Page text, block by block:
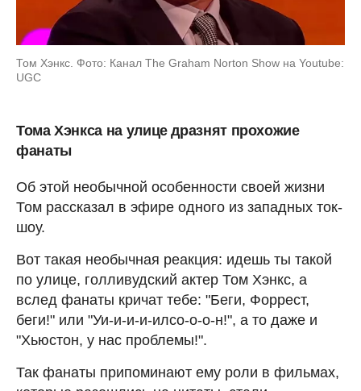
Том Хэнкс. Фото: Канал The Graham Norton Show на Youtube:
UGC
Тома Хэнкса на улице дразнят прохожие
фанаты
Об этой необычной особенности своей жизни
Том рассказал в эфире одного из западных ток-
шоу.
Вот такая необычная реакция: идешь ты такой
по улице, голливудский актер Том Хэнкс, а
вслед фанаты кричат тебе: "Беги, Форрест,
беги!" или "Уи-и-и-и-илсо-о-о-н!", а то даже и
"Хьюстон, у нас проблемы!".
Так фанаты припоминают ему роли в фильмах,